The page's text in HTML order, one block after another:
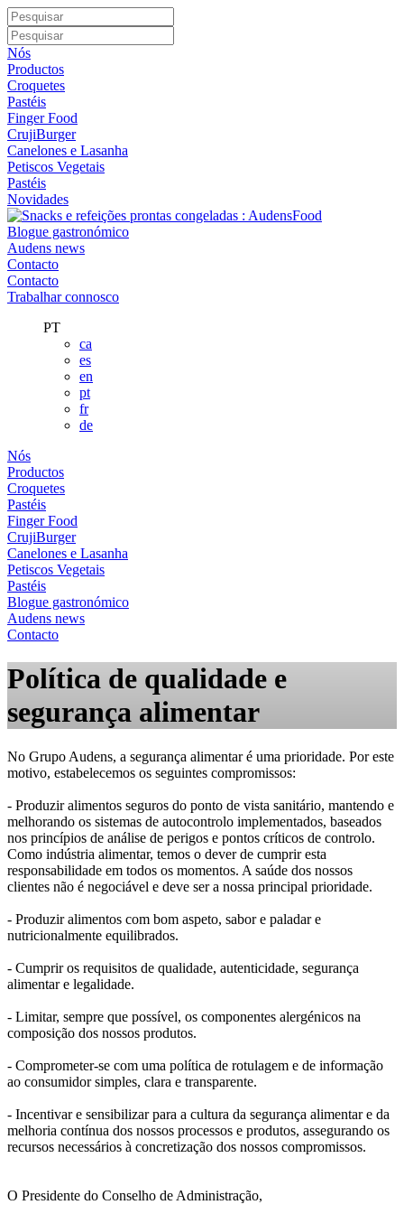
Nós
Productos
Croquetes
Pastéis
Finger Food
CrujiBurger
Canelones e Lasanha
Petiscos Vegetais
Pastéis
Novidades
Blogue gastronómico
Audens news
Contacto
Contacto
Trabalhar connosco
PT
ca
es
en
pt
fr
de
Nós
Productos
Croquetes
Pastéis
Finger Food
CrujiBurger
Canelones e Lasanha
Petiscos Vegetais
Pastéis
Blogue gastronómico
Audens news
Contacto
Política de qualidade e
segurança alimentar
No Grupo Audens, a segurança alimentar é uma prioridade. Por este
motivo, estabelecemos os seguintes compromissos:
- Produzir alimentos seguros do ponto de vista sanitário, mantendo e
melhorando os sistemas de autocontrolo implementados, baseados
nos princípios de análise de perigos e pontos críticos de controlo.
Como indústria alimentar, temos o dever de cumprir esta
responsabilidade em todos os momentos. A saúde dos nossos
clientes não é negociável e deve ser a nossa principal prioridade.
- Produzir alimentos com bom aspeto, sabor e paladar e
nutricionalmente equilibrados.
- Cumprir os requisitos de qualidade, autenticidade, segurança
alimentar e legalidade.
- Limitar, sempre que possível, os componentes alergénicos na
composição dos nossos produtos.
- Comprometer-se com uma política de rotulagem e de informação
ao consumidor simples, clara e transparente.
- Incentivar e sensibilizar para a cultura da segurança alimentar e da
melhoria contínua dos nossos processos e produtos, assegurando os
recursos necessários à concretização dos nossos compromissos.
O Presidente do Conselho de Administração,